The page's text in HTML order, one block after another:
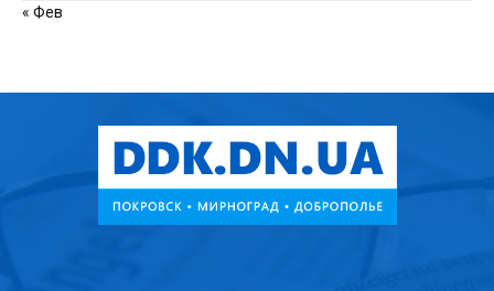
« Фев